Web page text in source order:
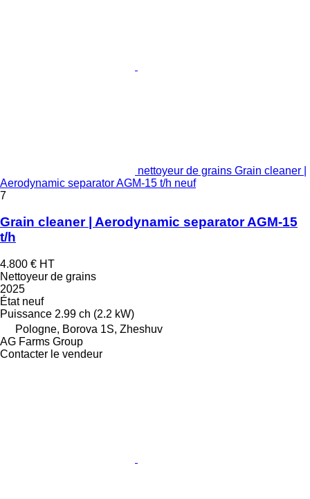
nettoyeur de grains Grain cleaner |
Aerodynamic separator AGM-15 t/h neuf
7
Grain cleaner | Aerodynamic separator AGM-15
t/h
4.800 € HT
Nettoyeur de grains
2025
Étatneuf
Puissance 2.99 ch (2.2 kW)
Pologne, Borova 1S, Zheshuv
AG Farms Group
Contacter le vendeur